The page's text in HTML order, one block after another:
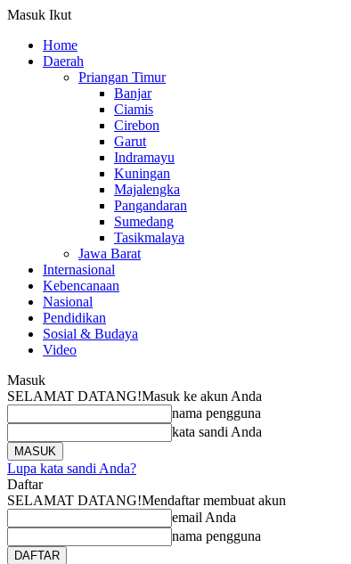
Masuk Ikut
Home
Daerah
Priangan Timur
Banjar
Ciamis
Cirebon
Garut
Indramayu
Kuningan
Majalengka
Pangandaran
Sumedang
Tasikmalaya
Jawa Barat
Internasional
Kebencanaan
Nasional
Pendidikan
Sosial & Budaya
Video
Masuk
SELAMAT DATANG!Masuk ke akun Anda
nama pengguna
kata sandi Anda
Lupa kata sandi Anda?
Daftar
SELAMAT DATANG!Mendaftar membuat akun
email Anda
nama pengguna